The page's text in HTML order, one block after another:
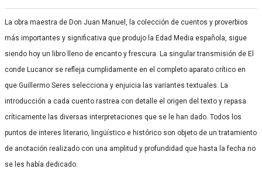
La obra maestra de Don Juan Manuel, la colección de cuentos y proverbios
más importantes y significativa que produjo la Edad Media española, sigue
siendo hoy un libro lleno de encanto y frescura. La singular transmisión de El
conde Lucanor se refleja cumplidamente en el completo aparato crítico en
que Guillermo Seres selecciona y enjuicia las variantes textuales. La
introducción a cada cuento rastrea con detalle el origen del texto y repasa
críticamente las diversas interpretaciones que se le han dado. Todos los
puntos de interes literario, lingüístico e histórico son objeto de un tratamiento
de anotación realizado con una amplitud y profundidad que hasta la fecha no
se les había dedicado.